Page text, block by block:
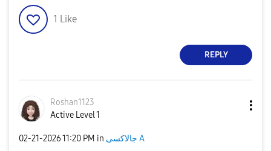
1 Like
REPLY
Roshan1123
Active Level 1
‎02-21-202611:20 PM in جالاكسى A